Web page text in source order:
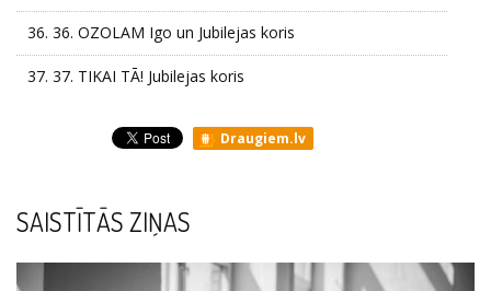
36. 36. OZOLAM Igo un Jubilejas koris
37. 37. TIKAI TĀ! Jubilejas koris
Draugiem.lv
SAISTĪTĀS ZIŅAS